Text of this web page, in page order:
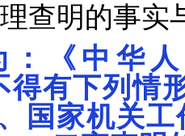
查明的事实
：《中华
得有下列情
国家机关